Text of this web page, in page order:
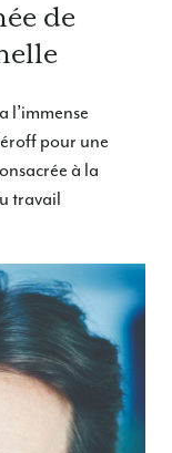
de
l’immense
pour une
à la
travail